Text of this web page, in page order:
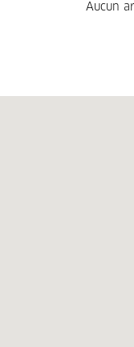
Aucun